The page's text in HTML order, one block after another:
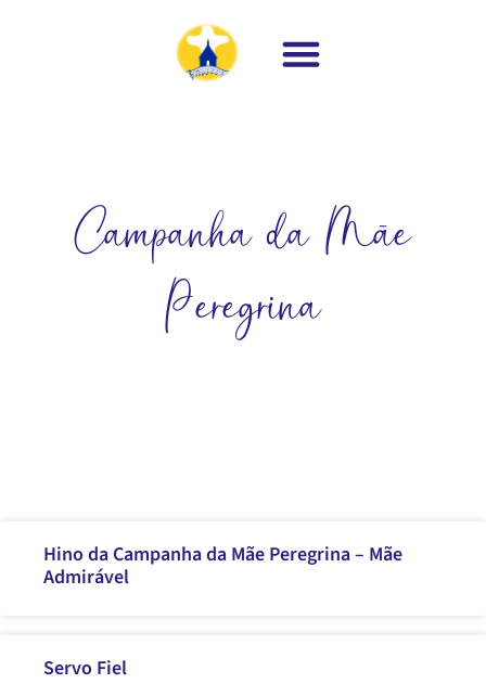
Campanha da Mãe
Peregrina
Hino da Campanha da Mãe Peregrina – Mãe
Admirável
Servo Fiel